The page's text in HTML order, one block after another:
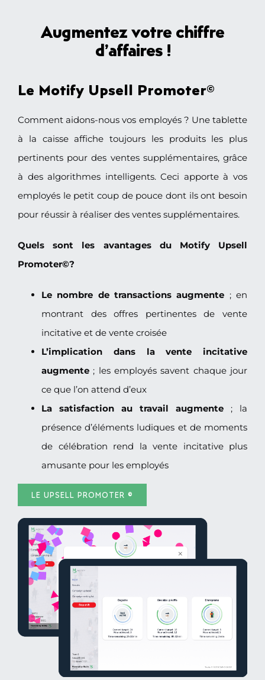
Augmentez votre chiffre
d’affaires !
Le Motify Upsell Promoter©
Comment aidons-nous vos employés ? Une tablette
à la caisse affiche toujours les produits les plus
pertinents pour des ventes supplémentaires, grâce
à des algorithmes intelligents. Ceci apporte à vos
employés le petit coup de pouce dont ils ont besoin
pour réussir à réaliser des ventes supplémentaires.
Quels sont les avantages du Motify Upsell
Promoter©?
Le nombre de transactions augmente ; en
montrant des offres pertinentes de vente
incitative et de vente croisée
L’implication dans la vente incitative
augmente ; les employés savent chaque jour
ce que l’on attend d’eux
La satisfaction au travail augmente ; la
présence d’éléments ludiques et de moments
de célébration rend la vente incitative plus
amusante pour les employés
LE UPSELL PROMOTER ©